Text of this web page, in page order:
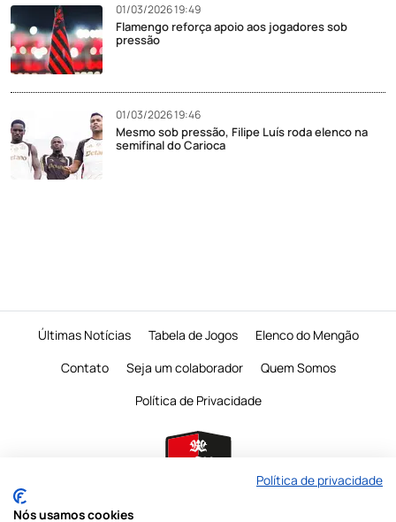
01/03/2026 19:49
Flamengo reforça apoio aos jogadores sob
pressão
01/03/2026 19:46
Mesmo sob pressão, Filipe Luís roda elenco na
semifinal do Carioca
Últimas Notícias Tabela de Jogos
Elenco do Mengão
Contato
Seja um colaborador
Quem Somos
Política de Privacidade
Política de privacidade
Nós usamos cookies